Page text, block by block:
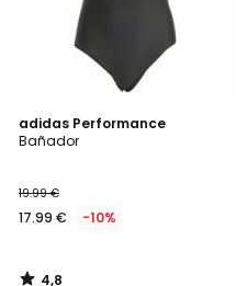
adidas Performance
Bañador
€
en
de
19.99 €
17.99 € -10%
4,8
/ 5
4,8